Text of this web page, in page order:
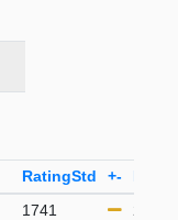
RatingStd +-
1741